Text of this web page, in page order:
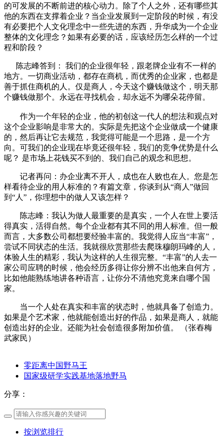
的可发展的不断前进的核心动力。除了个人之外，还有哪些其
他的东西在支撑着企业？当企业发展到一定阶段的时候，有没
有必要把个人文化理念中一些先进的东西，升华成为一个企业
整体的文化理念？如果有必要的话，应该经历怎么样的一个过
程和阶段？
陈志峰答到： 我们的企业很年轻，跟老牌企业有不一样的
地方。一切商业活动，都存在商机，而优秀的企业家，也都是
善于抓住商机的人。仅是商人，今天这个赚钱做这个，明天那
个赚钱做那个。永远在寻找机会，却永远不为哪朵花停留。
作为一个年轻的企业，他的初创这一代人的想法和观点对
这个企业影响是非常大的。实际是先把这个企业做成一个健康
的，然后再让它去规范，我觉得可能是一个思路，是一个方
向。可我们的企业现在毕竟还很年轻，我们的竞争优势是什么
呢？ 是市场上花钱买不到的、我们自己的观念和思想。
记者再问：办企业离不开人，成也在人败也在人。您是怎
样看待企业的用人标准的？有篇文章，你谈到从“商人”做回
到“人”，你理想中的做人又该怎样？
陈志峰：我认为做人最重要的是真实，一个人在世上要活
得真实，活得自然。每个企业都有其不同的用人标准。但一般
而言，大多数公司都想要经验丰富的。我觉得人应当“丰富”，
尝试不同状态的生活。我就很欣赏那些去爬珠穆朗玛峰的人，
体验人生的精彩，我认为这样的人生很完整。“丰富”的人去一
家公司应聘的时候，他会经历多得让你分辨不出他来自何方，
比如他能熟练地讲各种语言，让你分不清他究竟来自哪个国
家。
当一个人处在真实和丰富的状态时，他就具备了创造力。
如果是个艺术家，他就能创造出好的作品，如果是商人，就能
创造出好的企业。还能为社会创造很多附加价值。 （张舂梅
武家民）
零距离中国野马王
国家级研学实践基地落地野马
分享：
按浏览排行